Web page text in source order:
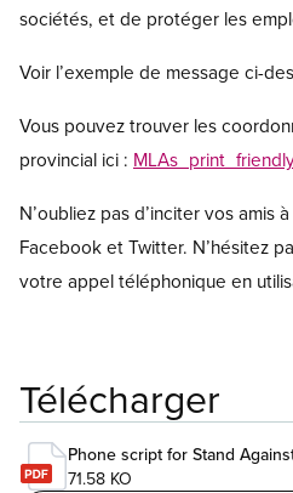
sociétés, et de protéger les
Voir l’exemple de message ci-
Vous pouvez trouver les
provincial ici :
N’oubliez pas d’inciter vos amis
Facebook et Twitter. N’hésitez
votre appel téléphonique en
Télécharger
Phone script for Stand
71.58 KO